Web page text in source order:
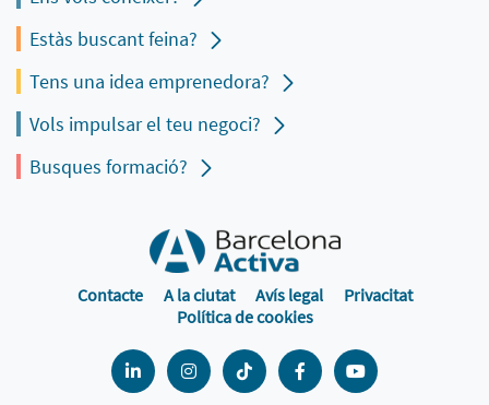
Estàs buscant feina?
Tens una idea emprenedora?
Vols impulsar el teu negoci?
Busques formació?
Contacte A la ciutat Avís legal
Privacitat
Política de cookies